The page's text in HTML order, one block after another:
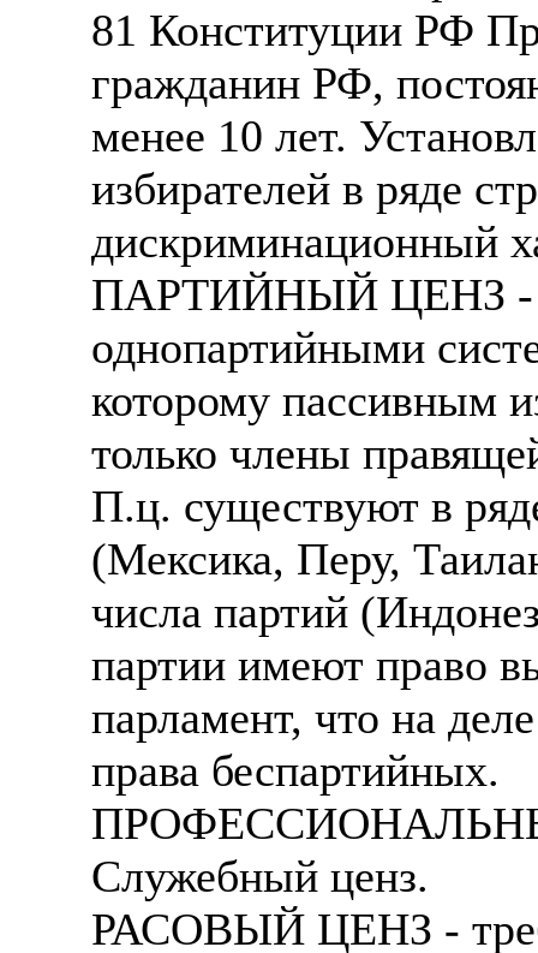
81 Конституции РФ
гражданин РФ,
менее 10 лет.
избирателей в ряде
дискриминационный
ПАРТИЙНЫЙ ЦЕНЗ - в
однопартийными
которому пассивным
только члены
П.ц. существуют в
(Мексика, Перу,
числа партий
партии имеют право
парламент, что на
права беспартийных.
Служебный ценз.
РАСОВЫЙ ЦЕНЗ -